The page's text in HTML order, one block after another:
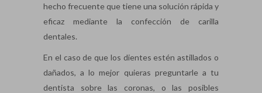
hecho frecuente que tiene una solución rápida y
eficaz mediante la confección de carilla
dentales.
En el caso de que los dientes estén astillados o
dañados, a lo mejor quieras preguntarle a tu
dentista sobre las coronas, o las posibles